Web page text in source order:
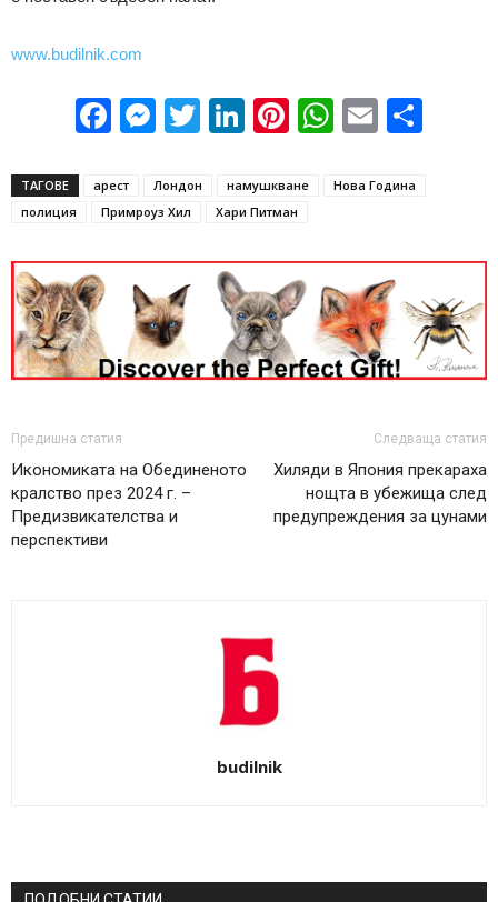
www.budilnik.com
Facebook
Messenger
Twitter
LinkedIn
Pinterest
WhatsApp
Email
ТАГОВЕ арест Лондон намушкване
Нова Година
полиция
Примроуз Хил Хари Питман
Предишна статия
Икономиката на Обединеното
кралство през 2024 г. –
Предизвикателства и
перспективи
Следваща статия
Хиляди в Япония прекараха
нощта в убежища след
предупреждения за цунами
budilnik